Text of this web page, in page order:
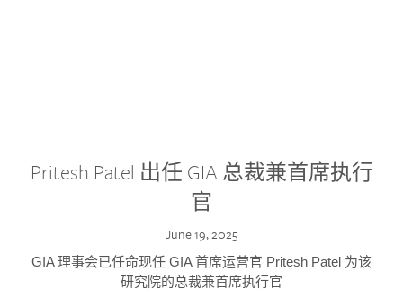
Pritesh Patel 出任 GIA 总裁兼首席执行
官
June 19, 2025
GIA 理事会已任命现任 GIA 首席运营官 Pritesh Patel 为该
研究院的总裁兼首席执行官